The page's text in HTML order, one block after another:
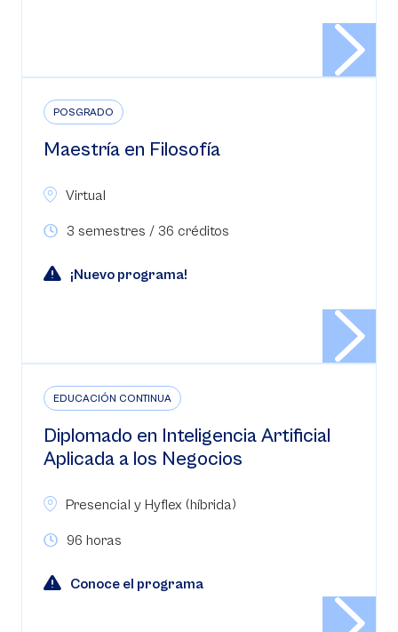
POSGRADO
Maestría en Filosofía
Virtual
3 semestres / 36 créditos
¡Nuevo programa!
EDUCACIÓN CONTINUA
Diplomado en Inteligencia Artificial
Aplicada a los Negocios
Presencial y Hyflex (híbrida)
96 horas
Conoce el programa